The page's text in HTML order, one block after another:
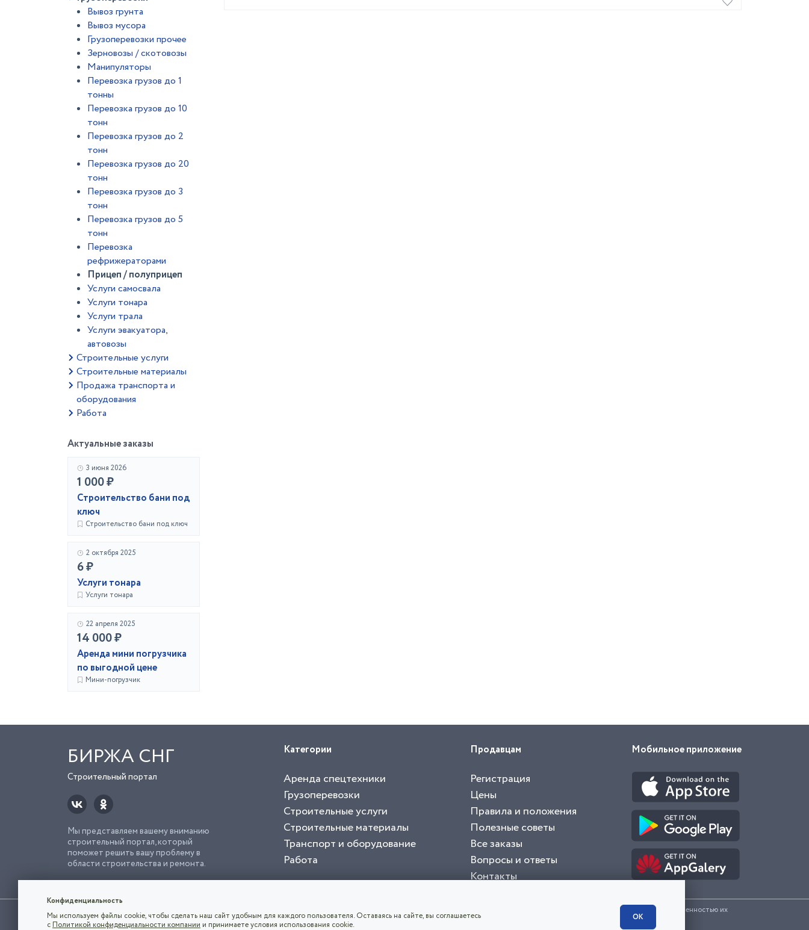
Вывоз грунта
Вывоз мусора
Грузоперевозки прочее
Зерновозы / скотовозы
Манипуляторы
Перевозка грузов до 1
тонны
Перевозка грузов до 10
тонн
Перевозка грузов до 2
тонн
Перевозка грузов до 20
тонн
Перевозка грузов до 3
тонн
Перевозка грузов до 5
тонн
Перевозка
рефрижераторами
Прицеп / полуприцеп
Услуги самосвала
Услуги тонара
Услуги трала
Услуги эвакуатора,
автовозы
Строительные услуги
Строительные материалы
Продажа транспорта и
оборудования
Работа
Актуальные заказы
3 июня 2026
1 000 ₽
Строительство бани под
ключ
Строительство бани под ключ
2 октября 2025
6 ₽
Услуги тонара
Услуги тонара
22 апреля 2025
14 000 ₽
Аренда мини погрузчика
по выгодной цене
Мини-погрузчик
БИРЖА СНГ
Строительный портал
Мы представляем вашему вниманию
строительный портал, который
поможет решить вашу проблему в
области строительства и ремонта.
Категории
Аренда спецтехники
Грузоперевозки
Строительные услуги
Строительные материалы
Транспорт и оборудование
Работа
Продавцам
Регистрация
Цены
Правила и положения
Полезные советы
Все заказы
Вопросы и ответы
Контакты
Мобильное приложение
Использование сайта, в том числе подача объявлений, означает согласие с
. Все логотипы и торговые марки представленные на сайте являются собственностью их
владельца.
Конфиденциальность
Мы используем файлы cookie, чтобы сделать наш сайт удобным для каждого пользователя. Оставаясь на сайте, вы соглашаетесь
с Политикой конфиденциальности компании и принимаете условия использования cookie.
ОК